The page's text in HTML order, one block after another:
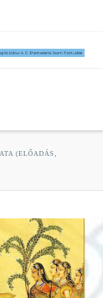
(ELŐADÁS,